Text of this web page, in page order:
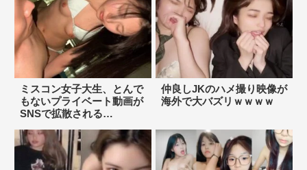
ミスコン女子大生、とんで
もないプライベート動画が
SNSで拡散される…
仲良しJKのハメ撮り映像が
海外で大バズリｗｗｗｗ